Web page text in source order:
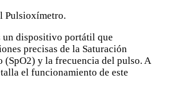
Pulsioxímetro.
un dispositivo portátil que
precisas de la Saturación
(SpO2) y la frecuencia del pulso. A
el funcionamiento de este